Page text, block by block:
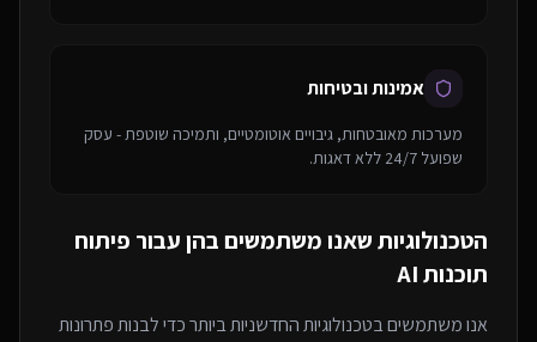
אמינות ובטיחות
מערכות מאובטחות, גיבויים אוטומטיים, ותמיכה שוטפת - עסק
שפועל 24/7 ללא דאגות.
הטכנולוגיות שאנו משתמשים בהן עבור פיתוח
תוכנות AI
אנו משתמשים בטכנולוגיות החדשניות ביותר כדי לבנות פתרונות